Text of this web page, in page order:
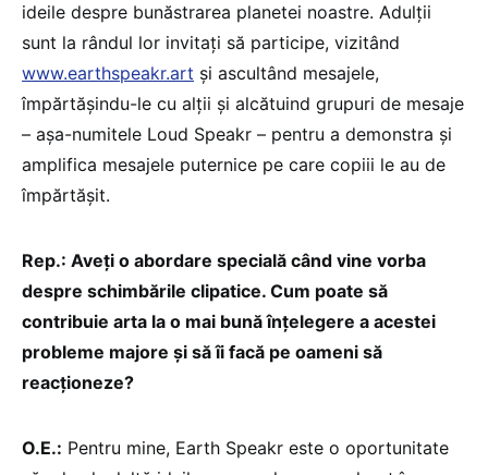
ideile despre bunăstrarea planetei noastre. Adulții
sunt la rândul lor invitați să participe, vizitând
www.earthspeakr.art și ascultând mesajele,
împărtășindu-le cu alții și alcătuind grupuri de mesaje
– așa-numitele Loud Speakr – pentru a demonstra și
amplifica mesajele puternice pe care copiii le au de
împărtășit.
Rep.: Aveți o abordare specială când vine vorba
despre schimbările clipatice. Cum poate să
contribuie arta la o mai bună înțelegere a acestei
probleme majore și să îi facă pe oameni să
reacționeze?
O.E.: Pentru mine, Earth Speakr este o oportunitate